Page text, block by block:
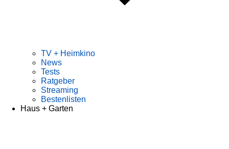
TV + Heimkino
News
Tests
Ratgeber
Streaming
Bestenlisten
Haus + Garten